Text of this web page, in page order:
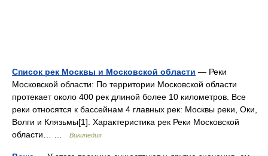
Список рек Москвы и Московской области — Реки
Московской области: По территории Московской области
протекает около 400 рек длиной более 10 километров. Все
реки относятся к бассейнам 4 главных рек: Москвы реки, Оки,
Волги и Клязьмы[1]. Характеристика рек Реки Московской
области… …
Википедия